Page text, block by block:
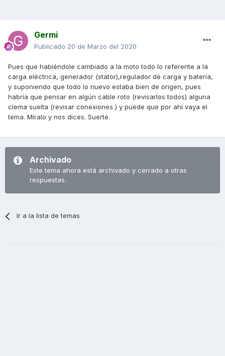
Germi
Publicado 20 de Marzo del 2020
Pues que habiéndole cambiado a la moto todo lo referente a la
carga eléctrica, generador (stator),regulador de carga y batería,
y suponiendo que todo lo nuevo estaba bien de origen, pues
habría que pensar en algún cable roto (revisarlos todos) alguna
clema suelta (revisar conexiones ) y puede que por ahí vaya el
tema. Míralo y nos dices. Suerte.
Archivado
Este tema ahora está archivado y cerrado a otras
respuestas.
Ir a la lista de temas